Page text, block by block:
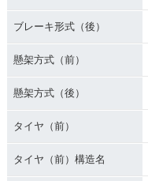
ブレーキ形式（後）
懸架方式（前）
懸架方式（後）
タイヤ（前）
タイヤ（前）構造名